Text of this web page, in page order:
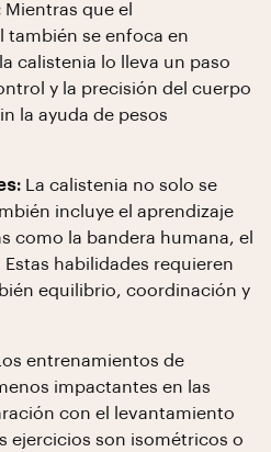
Mientras que el
se enfoca en
calistenia lo lleva un paso
y la precisión del cuerpo
la ayuda de pesos
La calistenia no solo se
incluye el aprendizaje
como la bandera humana, el
habilidades requieren
equilibrio, coordinación y
entrenamientos de
impactantes en las
con el levantamiento
ejercicios son isométricos o